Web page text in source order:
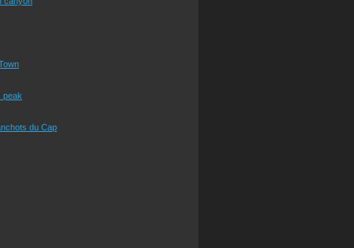
peak
du Cap